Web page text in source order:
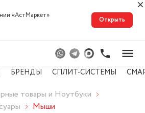
«АстМарке‪т‬»
Открыть
БРЕНДЫ СПЛИТ-СИСТЕМЫ
товары и Ноутбуки
Мыши